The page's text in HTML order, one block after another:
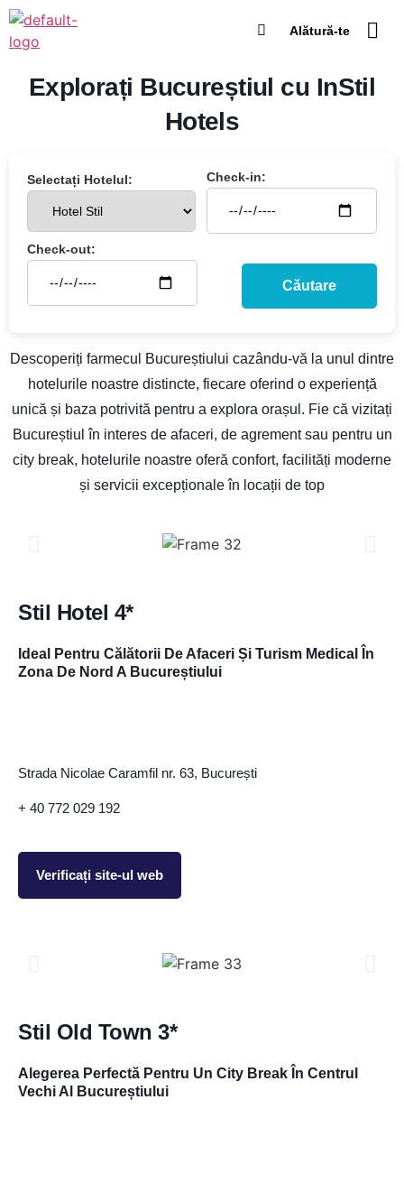
Alătură-te
Explorați Bucureștiul cu InStil
Hotels
Selectați Hotelul: Check-in:
Check-out:
Descoperiți farmecul Bucureștiului cazându-vă la unul dintre
hotelurile noastre distincte, fiecare oferind o experiență
unică și baza potrivită pentru a explora orașul. Fie că vizitați
Bucureștiul în interes de afaceri, de agrement sau pentru un
city break, hotelurile noastre oferă confort, facilități moderne
și servicii excepționale în locații de top
Stil Hotel 4*
Ideal Pentru Călătorii De Afaceri Și Turism Medical În
Zona De Nord A Bucureștiului
Strada Nicolae Caramfil nr. 63, București
+ 40 772 029 192
Verificați site-ul web
Stil Old Town 3*
Alegerea Perfectă Pentru Un City Break În Centrul
Vechi Al Bucureștiului